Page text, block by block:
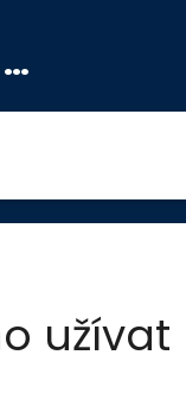
Kosmetické Péče a Výživové Doplňky
užívat